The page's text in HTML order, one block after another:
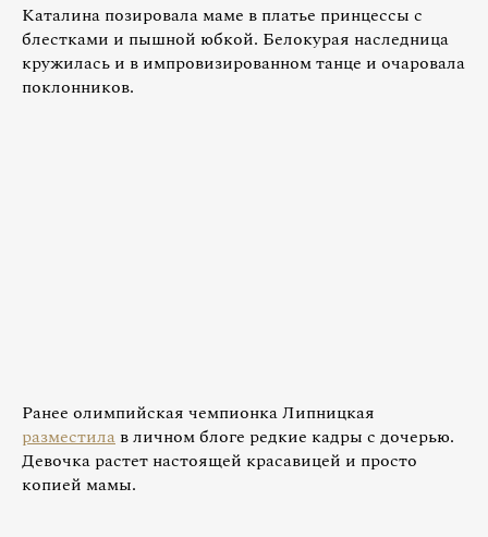
Каталина позировала маме в платье принцессы с
блестками и пышной юбкой. Белокурая наследница
кружилась и в импровизированном танце и очаровала
поклонников.
Ранее олимпийская чемпионка Липницкая
разместила в личном блоге редкие кадры с дочерью.
Девочка растет настоящей красавицей и просто
копией мамы.